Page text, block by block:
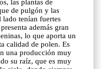
las plantas de
de pulgón y las
lado tenían fuertes
además gran
lo que aporta un
calidad de polen. Es
una producción muy
su raíz, que es muy